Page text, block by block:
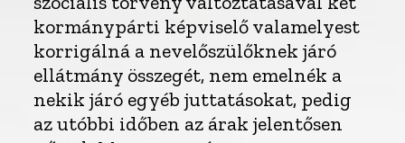
kormánypárti képviselő valamelyest
korrigálná a nevelőszülőknek járó
ellátmány összegét, nem emelnék a
nekik járó egyéb juttatásokat, pedig
az utóbbi időben az árak jelentősen